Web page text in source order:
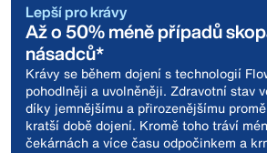
Lepší pro krávy
Až o 50% méně případů
násadců*
Krávy se během dojení s technologií
pohodlněji a uvolněněji. Zdravotní stav
díky jemnějšímu a přirozenějšímu
kratší době dojení. Kromě toho tráví
čekárnách a více času odpočinkem a